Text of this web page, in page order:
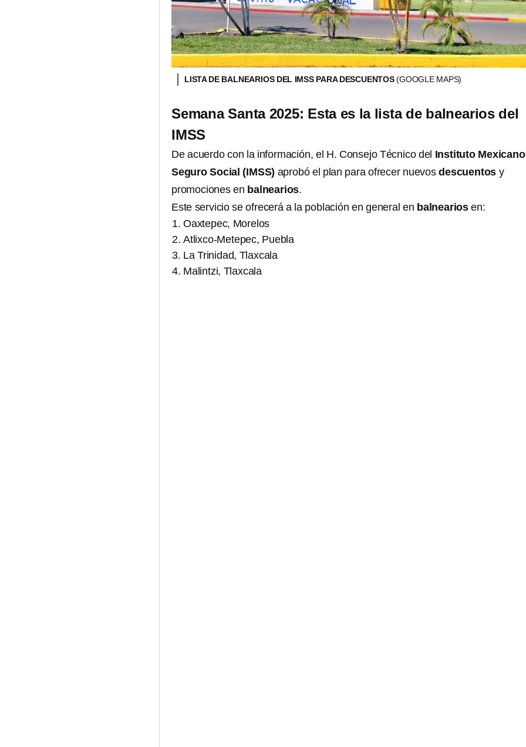
LISTA DE BALNEARIOS DEL IMSS PARA DESCUENTOS(GOOGLE MAPS)
Semana Santa 2025: Esta es la lista de balnearios del
IMSS
De acuerdo con la información, el H. Consejo Técnico del Instituto
Seguro Social (IMSS) aprobó el plan para ofrecer nuevosdescuentos y
promociones en balnearios.
Este servicio se ofrecerá a la población en general en balnearios en:
Oaxtepec, Morelos
Atlixco-Metepec, Puebla
La Trinidad, Tlaxcala
Malintzi, Tlaxcala